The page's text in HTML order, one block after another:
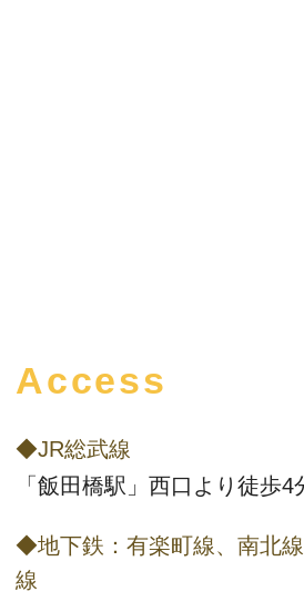
Access
◆JR総武線
「飯田橋駅」西口より徒歩4
◆地下鉄：有楽町線、南北
線